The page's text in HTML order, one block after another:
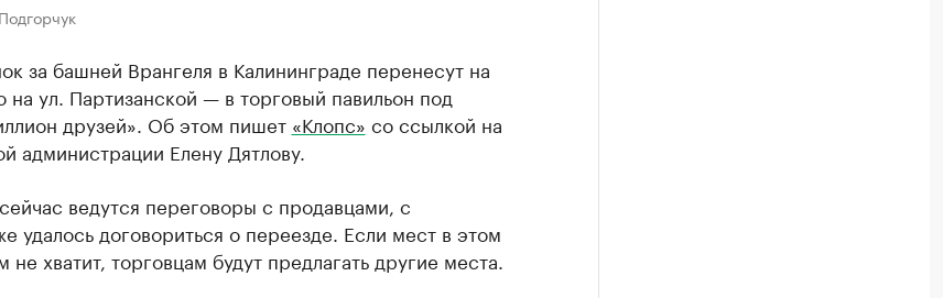
за башней Врангеля в Калининграде перенесут на
на ул. Партизанской — в торговый павильон под
друзей». Об этом пишет «Клопс» со ссылкой на
администрации Елену Дятлову.
ведутся переговоры с продавцами, с
удалось договориться о переезде. Если мест в этом
не хватит, торговцам будут предлагать другие места.